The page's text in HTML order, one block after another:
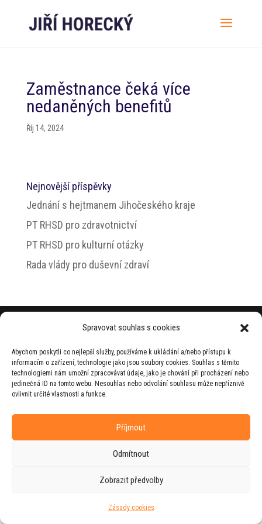
Spravovat souhlas s cookies
Abychom poskytli co nejlepší služby, používáme k ukládání a/nebo přístupu k
informacím o zařízení, technologie jako jsou soubory cookies. Souhlas s těmito
technologiemi nám umožní zpracovávat údaje, jako je chování při procházení nebo
jedinečná ID na tomto webu. Nesouhlas nebo odvolání souhlasu může nepříznivě
ovlivnit určité vlastnosti a funkce.
Příjmout
Odmítnout
Zobrazit předvolby
Zásady cookies
Zaměstnance čeká více
nedaněných benefitů
Říj 14, 2024
Nejnovější příspěvky
Jednání s hejtmanem Jihočeského kraje
PT RHSD pro zdravotnictví
PT RHSD pro kulturní otázky
Rada vlády pro duševní zdraví
© 2026 Jiří Horecký – Osobní stránky Jiřího
Web vytvořila firmaRUDIve spolupráci s
agenturouZEST BRAND.